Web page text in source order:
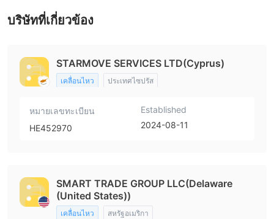
บริษัทที่เกี่ยวข้อง
STARMOVE SERVICES LTD(Cyprus)
เคลื่อนไหว ประเทศไซปรัส
หมายเลขทะเบียน
HE452970
Established
2024-08-11
SMART TRADE GROUP LLC(Delaware
(United States))
เคลื่อนไหว สหรัฐอเมริกา